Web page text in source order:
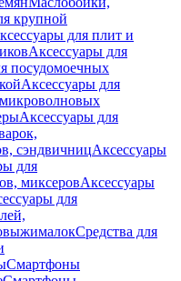
крупной
для плит и
Аксессуары для
посудомоечных
Аксессуары для
Аксессуары для
сэндвичницАксессуары
для
миксеровАксессуары
для
Средства для
Смартфоны